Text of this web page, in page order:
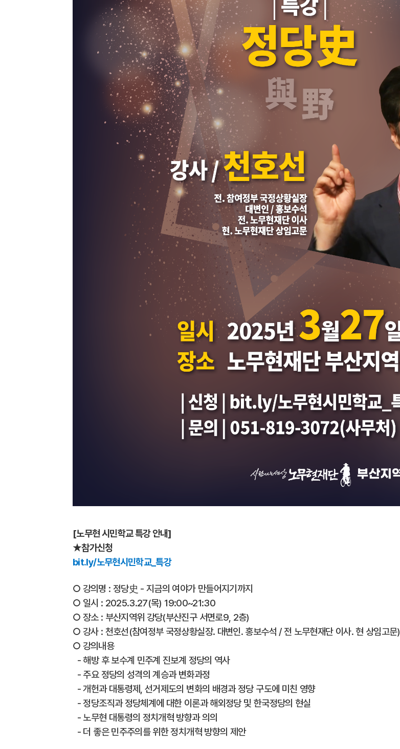
[노무현 시민학교 특강 안내]
★참가신청
bit.ly/노무현시민학교_특강
○ 강의명 : 정당史 - 지금의 여야가 만들어지기까지
○ 일시 : 2025.3.27(목) 19:00~21:30
○ 장소 : 부산지역위 강당(부산진구 서면로9, 2층)
○ 강사 : 천호선(참여정부 국정상황실장. 대변인. 홍보수석 / 전 노무현재단 이사. 현 상임고문)
○ 강의내용
- 해방 후 보수계 민주계 진보계 정당의 역사
- 주요 정당의 성격의 계승과 변화과정
- 개헌과 대통령제, 선거제도의 변화의 배경과 정당 구도에 미친 영향
- 정당조직과 정당체계에 대한 이론과 해외정당 및 한국정당의 현실
- 노무현 대통령의 정치개혁 방향과 의의
- 더 좋은 민주주의를 위한 정치개혁 방향의 제안